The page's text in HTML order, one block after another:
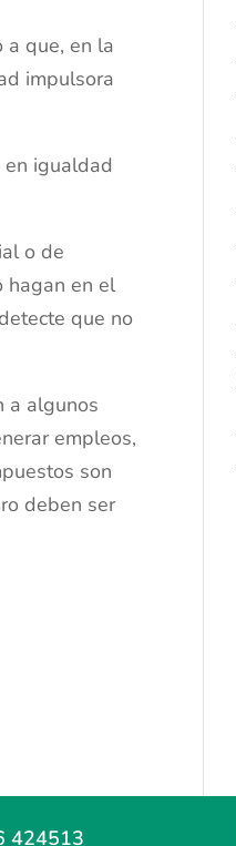
a que, en la
impulsora
igualdad
o de
hagan en el
que no
a algunos
empleos,
son
deben ser
424513